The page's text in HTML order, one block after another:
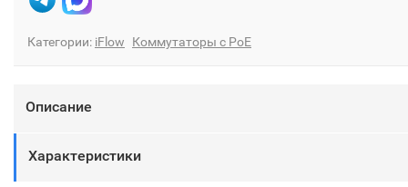
Категории: iFlow Коммутаторы с PoE
Описание
Характеристики